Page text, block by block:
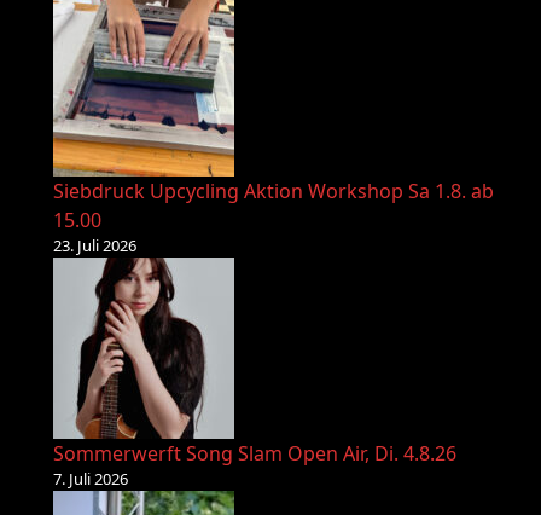
Siebdruck Upcycling Aktion Workshop Sa 1.8. ab
15.00
23. Juli 2026
Sommerwerft Song Slam Open Air, Di. 4.8.26
7. Juli 2026